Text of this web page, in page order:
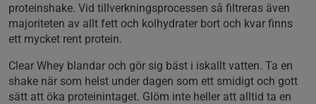
proteinshake. Vid tillverkningsprocessen så filtreras även
majoriteten av allt fett och kolhydrater bort och kvar finns
ett mycket rent protein.
Clear Whey blandar och gör sig bäst i iskallt vatten. Ta en
shake när som helst under dagen som ett smidigt och gott
sätt att öka proteinintaget. Glöm inte heller att alltid ta en